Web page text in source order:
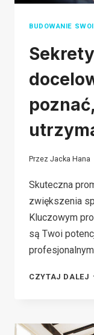
BUDOWANIE
Przez Jacka Hana
Skuteczna
zwiększenia
Kluczowym
są Twoi
CZYTAJ DALEJ